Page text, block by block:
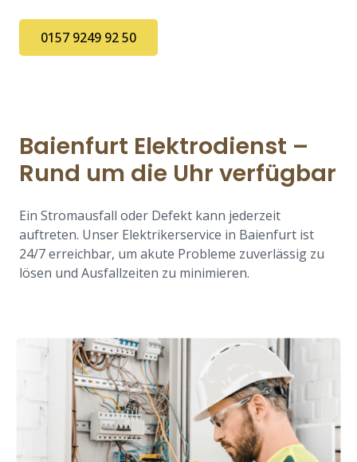
0157 9249 92 50
Baienfurt Elektrodienst –
Rund um die Uhr verfügbar
Ein Stromausfall oder Defekt kann jederzeit
auftreten. Unser Elektrikerservice in Baienfurt ist
24/7 erreichbar, um akute Probleme zuverlässig zu
lösen und Ausfallzeiten zu minimieren.